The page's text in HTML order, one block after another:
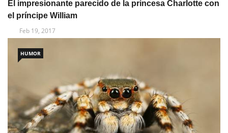
El impresionante parecido de la princesa Charlotte con
el príncipe William
Feb 19, 2017
HUMOR